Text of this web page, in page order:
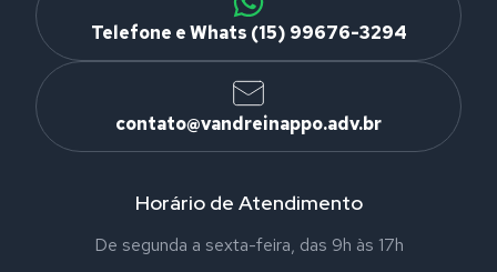
Telefone e Whats (15) 99676-3294
contato@vandreinappo.adv.br
Horário de Atendimento
De segunda a sexta-feira, das 9h às 17h